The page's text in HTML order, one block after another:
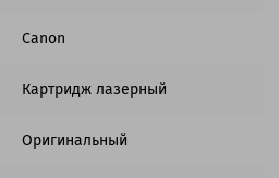
Canon
Картридж лазерный
Оригинальный